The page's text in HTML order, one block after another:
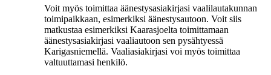
Voit myös toimittaa äänestysasiakirjasi vaalilautakunnan
toimipaikkaan, esimerkiksi äänestysautoon. Voit siis
matkustaa esimerkiksi Kaarasjoelta toimittamaan
äänestysasiakirjasi vaaliautoon sen pysähtyessä
Karigasniemellä. Vaaliasiakirjasi voi myös toimittaa
valtuuttamasi henkilö.